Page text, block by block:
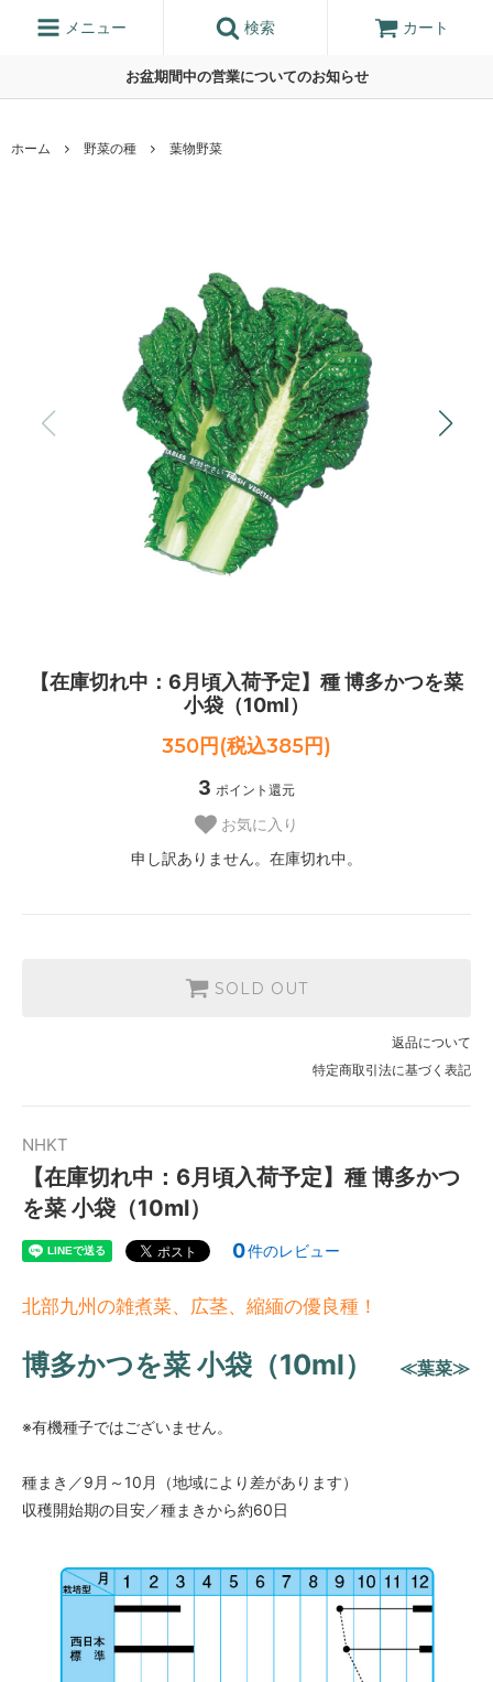
お盆期間中の営業についてのお知らせ
メニュー 検索 カート
ホーム 野菜の種 葉物野菜
【在庫切れ中：6月頃入荷予定】種 博多かつを菜
小袋（10ml）
350円(税込385円)
3 ポイント還元
お気に入り
申し訳ありません。在庫切れ中。
SOLD OUT
返品について
特定商取引法に基づく表記
NHKT
【在庫切れ中：6月頃入荷予定】種 博多かつ
を菜 小袋（10ml）
0件のレビュー
北部九州の雑煮菜、広茎、縮緬の優良種！
博多かつを菜 小袋（10ml） ≪葉菜≫
※有機種子ではございません。
種まき／9月～10月（地域により差があります）
収穫開始期の目安／種まきから約60日